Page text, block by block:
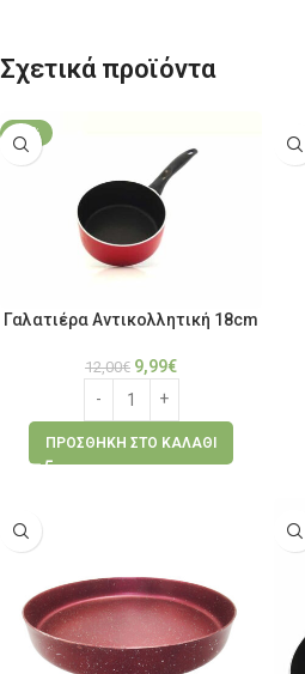
Σχετικά προϊόντα
-17%
Γαλατιέρα Αντικολλητική 18cm
12,00€ 9,99€
ΠΡΟΣΘΉΚΗ ΣΤΟ ΚΑΛΆΘΙ